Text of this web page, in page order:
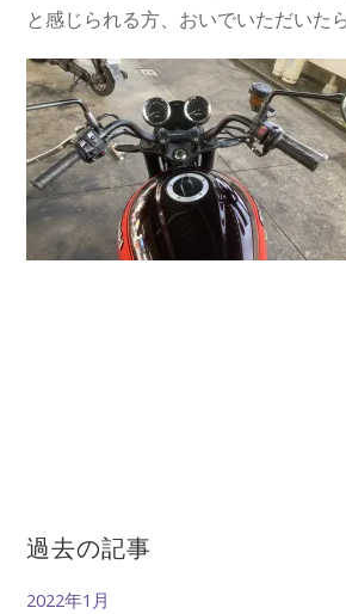
と感じられる方、おいでいただいた
過去の記事
2022年1月